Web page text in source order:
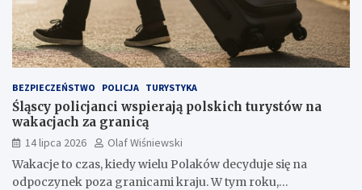
BEZPIECZEŃSTWO POLICJA TURYSTYKA
Śląscy policjanci wspierają polskich turystów na
wakacjach za granicą
14 lipca 2026
Olaf Wiśniewski
Wakacje to czas, kiedy wielu Polaków decyduje się na
odpoczynek poza granicami kraju. W tym roku,…